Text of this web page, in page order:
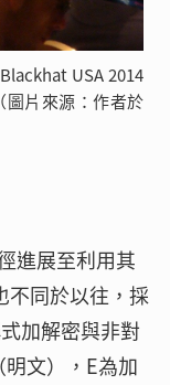
USA 2014
片來源：作者於
進展至利用其
不同於以往，採
加解密與非對
文），E為加